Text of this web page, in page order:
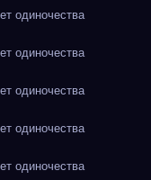
одиночества
одиночества
одиночества
одиночества
одиночества